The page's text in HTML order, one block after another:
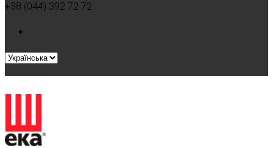
+38 (044) 392 72 72